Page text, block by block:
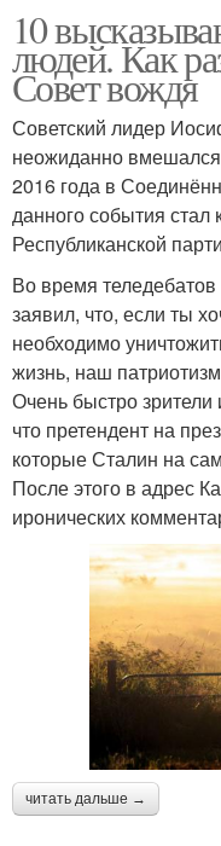
10
людей. Как
Совет вождя
Советский лидер
неожиданно
2016 года в
данного события стал
Республиканской
Во время
заявил, что, если ты
необходимо
жизнь, наш
Очень быстро
что претендент на
которые Сталин на
После этого в адрес
иронических
читать дальше →